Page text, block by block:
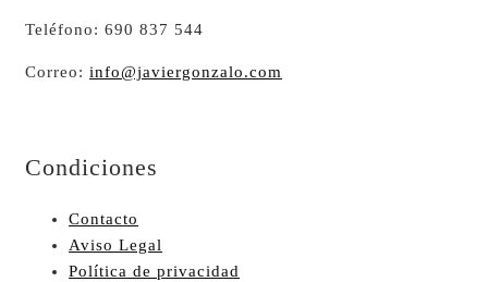
Teléfono: 690 837 544
Correo: info@javiergonzalo.com
Condiciones
Contacto
Aviso Legal
Política de privacidad